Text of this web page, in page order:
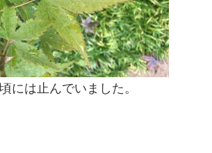
には止んでいました。